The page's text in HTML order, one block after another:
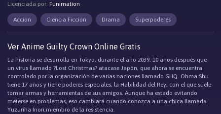
Licenciada por: Funimation
Acción Ciencia Ficción Drama Superpoderes
Ver Anime Guilty Crown Online Gratis
La historia se desarrolla en Tokyo, durante el año 2039, 10 años después que
un virus llamado ?Lost Christmas? atacase Japón, que ahora se encuentra
controlado por la organización de varias naciones llamado GHQ. Ohma Shu
tiene 17 años y tiene poderes especiales, la Habilidad del Rey, con el que suele
tomar armas y herramientas de sus amigos. Aunque ha estado evitando
meterse en problemas, eso cambiará cuando conozca a una chica llamada
Yuzuriha Inori,miembro de la resistencia.